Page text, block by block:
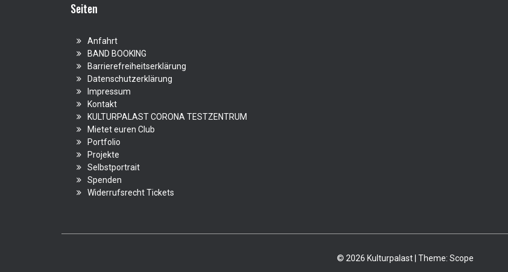
Seiten
Anfahrt
BAND BOOKING
Barrierefreiheitserklärung
Datenschutzerklärung
Impressum
Kontakt
KULTURPALAST CORONA TESTZENTRUM
Mietet euren Club
Portfolio
Projekte
Selbstportrait
Spenden
Widerrufsrecht Tickets
© 2026 Kulturpalast | Theme: Scope